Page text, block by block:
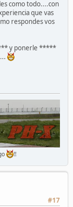
como todo....con
que vas
respondes vos
y ponerle *****
!!
#17